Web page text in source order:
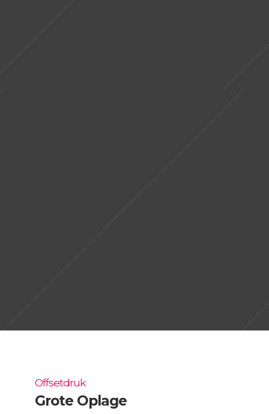
Offsetdruk
Grote Oplage